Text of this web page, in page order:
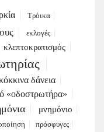
Τρόικα
εκλογές
κλεπτοκρατισμός
δάνεια
«οδοστρωτήρα»
μνημόνιο
πρόσφυγες